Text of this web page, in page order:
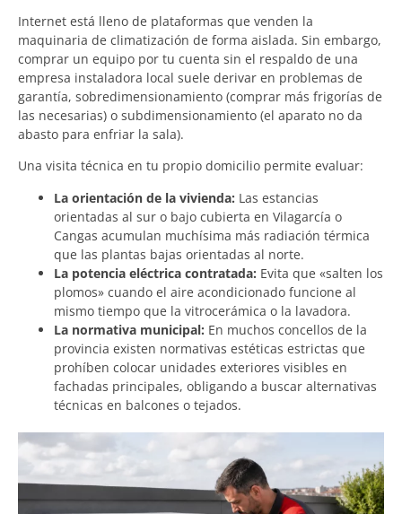
Internet está lleno de plataformas que venden la
maquinaria de climatización de forma aislada. Sin embargo,
comprar un equipo por tu cuenta sin el respaldo de una
empresa instaladora local suele derivar en problemas de
garantía, sobredimensionamiento (comprar más frigorías de
las necesarias) o subdimensionamiento (el aparato no da
abasto para enfriar la sala).
Una visita técnica en tu propio domicilio permite evaluar:
La orientación de la vivienda: Las estancias
orientadas al sur o bajo cubierta en Vilagarcía o
Cangas acumulan muchísima más radiación térmica
que las plantas bajas orientadas al norte.
La potencia eléctrica contratada: Evita que «salten los
plomos» cuando el aire acondicionado funcione al
mismo tiempo que la vitrocerámica o la lavadora.
La normativa municipal: En muchos concellos de la
provincia existen normativas estéticas estrictas que
prohíben colocar unidades exteriores visibles en
fachadas principales, obligando a buscar alternativas
técnicas en balcones o tejados.